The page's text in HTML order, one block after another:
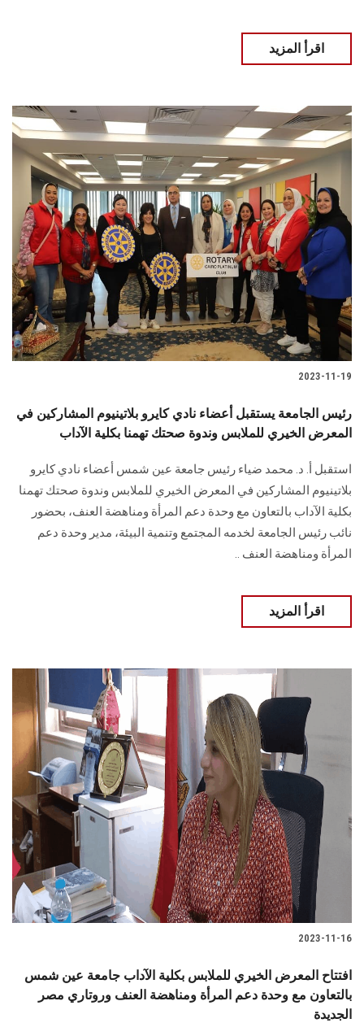
اقرأ المزيد
2023-11-19
رئيس الجامعة يستقبل أعضاء نادي كايرو بلاتينيوم المشاركين في
المعرض الخيري للملابس وندوة صحتك تهمنا بكلية الآداب
استقبل أ. د. محمد ضياء رئيس جامعة عين شمس أعضاء نادي كايرو
بلاتينيوم المشاركين في المعرض الخيري للملابس وندوة صحتك تهمنا
بكلية الآداب بالتعاون مع وحدة دعم المرأة ومناهضة العنف، بحضور
نائب رئيس الجامعة لخدمه المجتمع وتنمية البيئة، مدير وحدة دعم
المرأة ومناهضة العنف ..
اقرأ المزيد
2023-11-16
افتتاح المعرض الخيري للملابس بكلية الآداب جامعة عين شمس
بالتعاون مع وحدة دعم المرأة ومناهضة العنف وروتاري مصر
الجديدة